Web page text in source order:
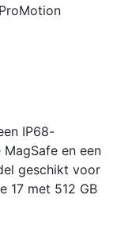
IP68-
en een
geschikt voor
17 met 512 GB